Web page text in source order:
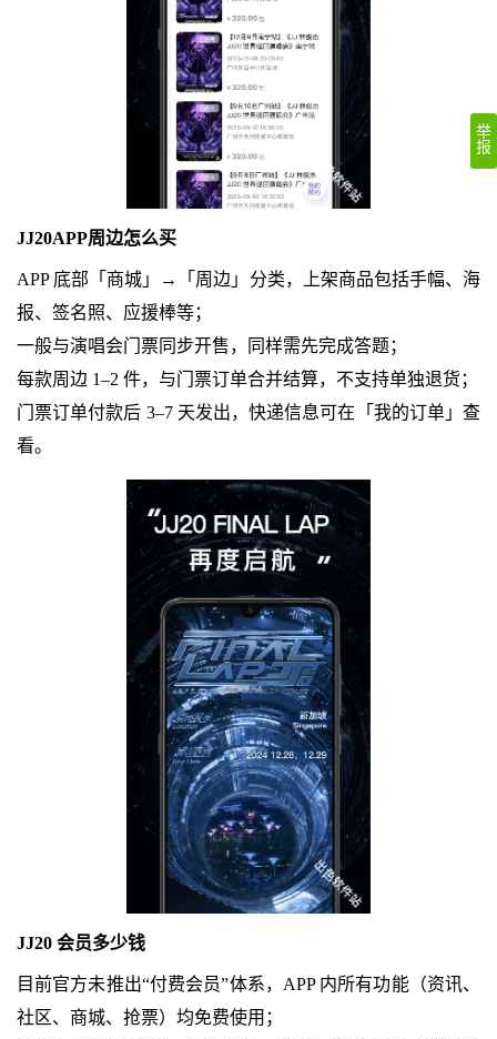
JJ20APP周边怎么买
APP 底部「商城」→「周边」分类，上架商品包括手幅、海
报、签名照、应援棒等；
一般与演唱会门票同步开售，同样需先完成答题；
每款周边 1–2 件，与门票订单合并结算，不支持单独退货；
门票订单付款后 3–7 天发出，快递信息可在「我的订单」查
看。
JJ20 会员多少钱
目前官方未推出“付费会员”体系，APP 内所有功能（资讯、
社区、商城、抢票）均免费使用；
举
报